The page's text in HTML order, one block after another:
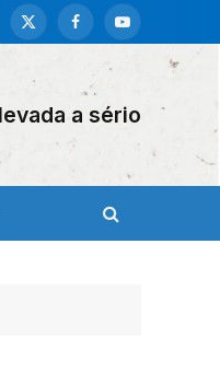
X
FacebookYouTube
a sério